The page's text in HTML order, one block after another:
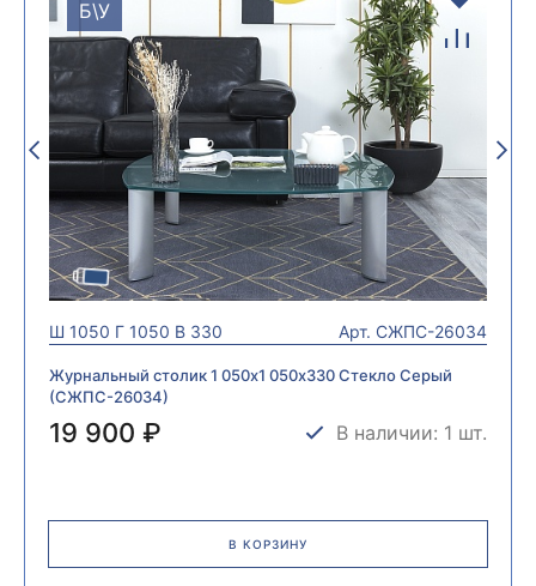
Б\У
Ш 1050 Г 1050 В 330 Арт. СЖПС-26034
Журнальный столик 1 050х1 050х330 Стекло Серый
(СЖПС-26034)
19 900 ₽ В наличии: 1 шт.
В КОРЗИНУ